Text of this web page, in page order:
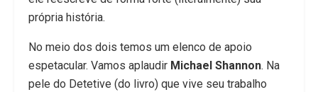
própria história.
No meio dos dois temos um elenco de apoio
espetacular. Vamos aplaudir Michael Shannon. Na
pele do Detetive (do livro) que vive seu trabalho